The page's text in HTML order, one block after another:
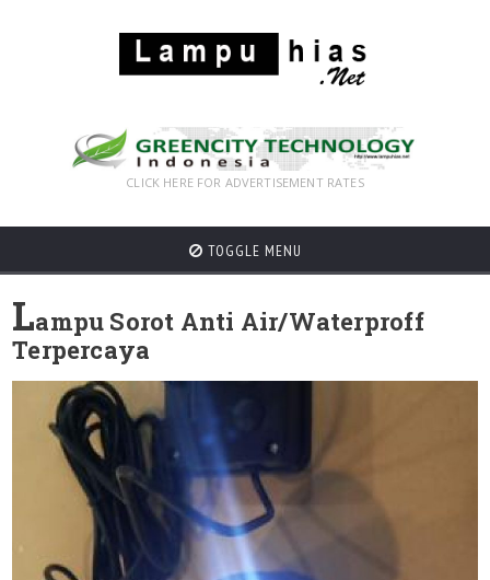
CLICK HERE FOR ADVERTISEMENT RATES
TOGGLE MENU
Lampu Sorot Anti Air/Waterproff
Terpercaya